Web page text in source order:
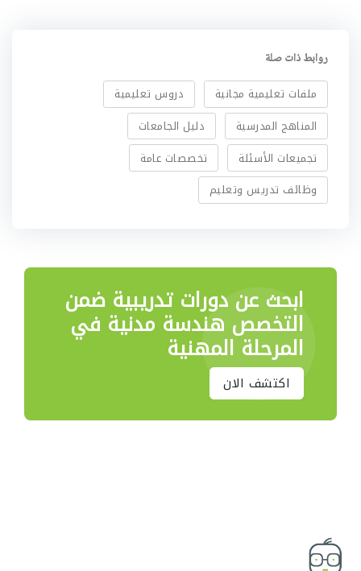
روابط ذات صلة
ملفات تعليمية مجانية
دروس تعليمية
المناهج المدرسية
دليل الجامعات
تجميعات الأسئلة
تخصصات عامة
وظائف تدريس وتعليم
ابحث عن دورات تدريبية ضمن
التخصص هندسة مدنية في
المرحلة المهنية
اكتشف الان